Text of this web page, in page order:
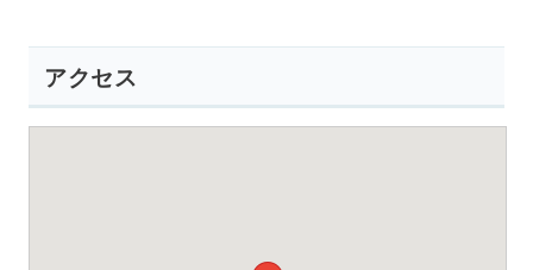
アクセス